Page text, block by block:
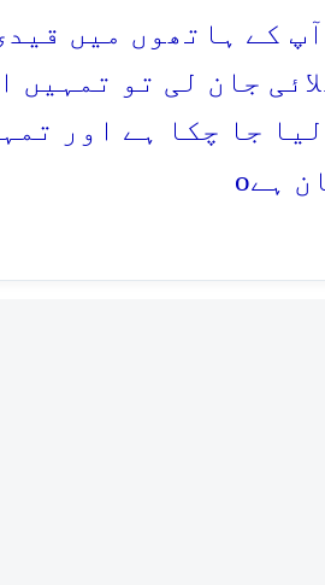
آپ کے ہاتھوں میں
جان لی تو تمہیں
جا چکا ہے اور
ہےo